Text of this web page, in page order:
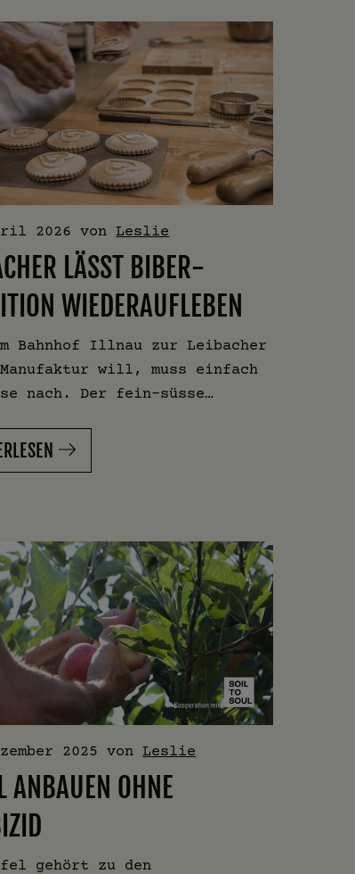
2026 vonLeslie
LÄSST BIBER-
WIEDERAUFLEBEN
Bahnhof Illnau zur Leibacher
will, muss einfach
nach. Der fein-süsse…
2025 vonLeslie
ANBAUEN OHNE
gehört zu den